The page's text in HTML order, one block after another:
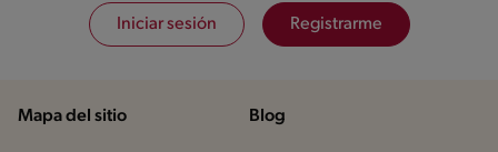
Iniciar sesión Registrarme
Mapa del sitio Blog